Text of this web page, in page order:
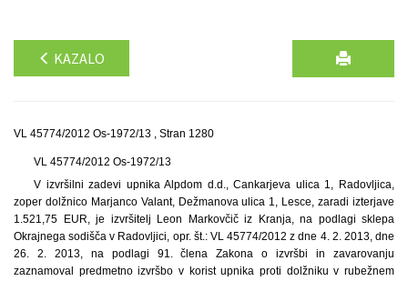
KAZALO
VL 45774/2012 Os-1972/13 , Stran 1280
VL 45774/2012 Os-1972/13
V izvršilni zadevi upnika Alpdom d.d., Cankarjeva ulica 1, Radovljica,
zoper dolžnico Marjanco Valant, Dežmanova ulica 1, Lesce, zaradi izterjave
1.521,75 EUR, je izvršitelj Leon Markovčič iz Kranja, na podlagi sklepa
Okrajnega sodišča v Radovljici, opr. št.: VL 45774/2012 z dne 4. 2. 2013, dne
26. 2. 2013, na podlagi 91. člena Zakona o izvršbi in zavarovanju
zaznamoval predmetno izvršbo v korist upnika proti dolžniku v rubežnem